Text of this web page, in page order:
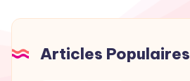
Articles Populaires